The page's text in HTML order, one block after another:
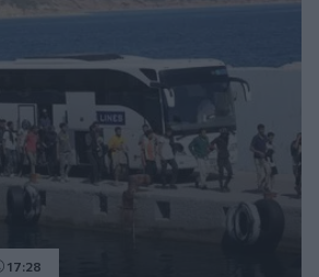
17:28